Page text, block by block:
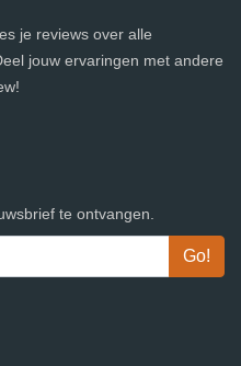
je reviews over alle
jouw ervaringen met andere
te ontvangen.